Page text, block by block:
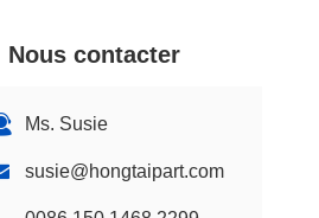
Nous contacter
Ms. Susie
susie@hongtaipart.com